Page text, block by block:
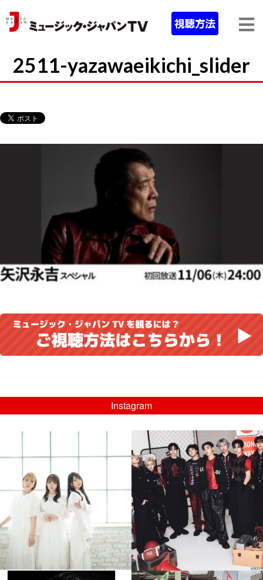
2511-yazawaeikichi_slider
Instagram
...
8月 4
4 0
musicjapantv
💡08/05(水)23:00特番放送！
...
8月 4
4 0